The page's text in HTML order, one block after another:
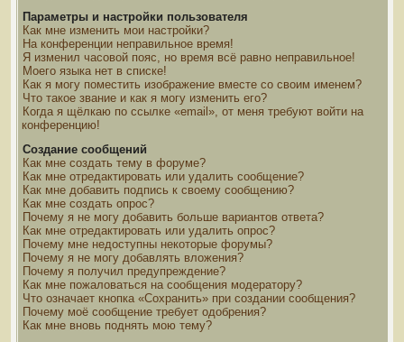
Параметры и настройки пользователя
Как мне изменить мои настройки?
На конференции неправильное время!
Я изменил часовой пояс, но время всё равно неправильное!
Моего языка нет в списке!
Как я могу поместить изображение вместе со своим именем?
Что такое звание и как я могу изменить его?
Когда я щёлкаю по ссылке «email», от меня требуют войти на
конференцию!
Создание сообщений
Как мне создать тему в форуме?
Как мне отредактировать или удалить сообщение?
Как мне добавить подпись к своему сообщению?
Как мне создать опрос?
Почему я не могу добавить больше вариантов ответа?
Как мне отредактировать или удалить опрос?
Почему мне недоступны некоторые форумы?
Почему я не могу добавлять вложения?
Почему я получил предупреждение?
Как мне пожаловаться на сообщения модератору?
Что означает кнопка «Сохранить» при создании сообщения?
Почему моё сообщение требует одобрения?
Как мне вновь поднять мою тему?